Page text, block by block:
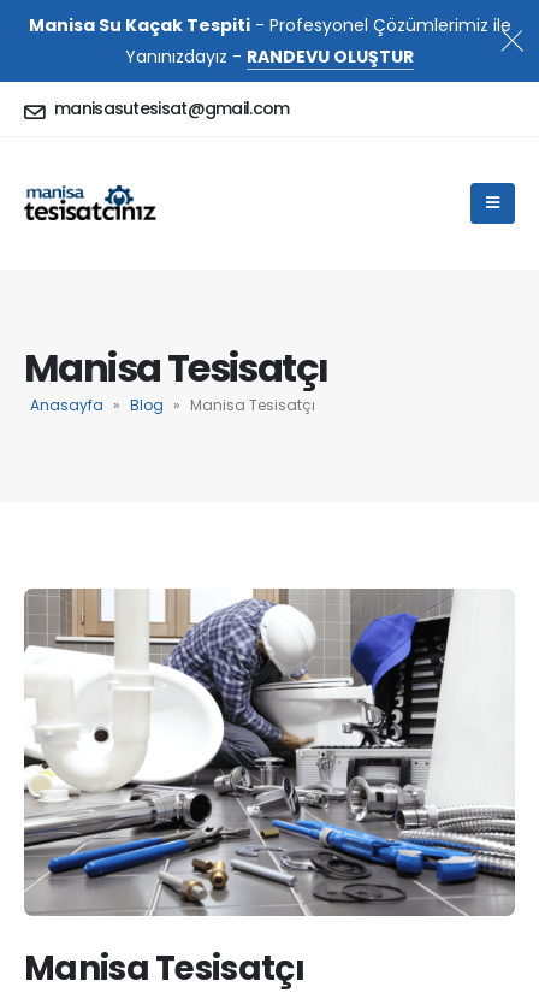
Manisa Su Kaçak Tespiti- Profesyonel Çözümlerimiz ile
Yanınızdayız - RANDEVU OLUŞTUR
manisasutesisat@gmail.com
Manisa Tesisatçı
Anasayfa » Blog » Manisa Tesisatçı
Manisa Tesisatçı